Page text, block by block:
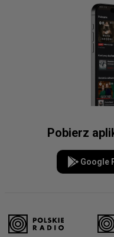
Pobierz
Google